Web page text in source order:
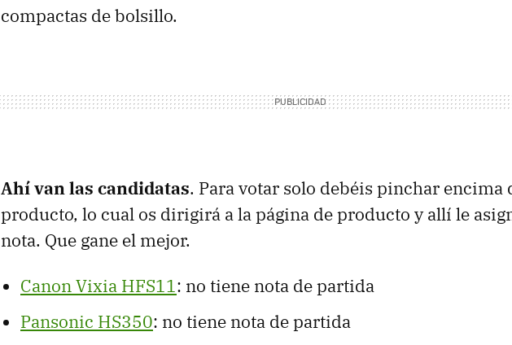
compactas de bolsillo.
Ahí van las candidatas. Para votar solo debéis pinchar encima
producto, lo cual os dirigirá a la página de producto y allí le
nota. Que gane el mejor.
Canon Vixia HFS11: no tiene nota de partida
Pansonic HS350: no tiene nota de partida